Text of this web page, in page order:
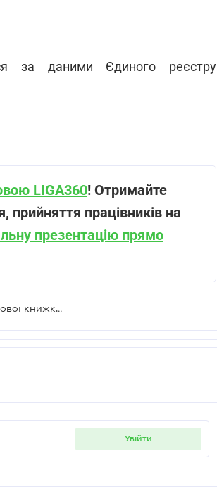
за даними Єдиного реєстру
LIGA360! Отримайте
прийняття працівників на
презентацію прямо
Як роботодавцю отримати витяг із електронної трудової книжки працівника
увійти